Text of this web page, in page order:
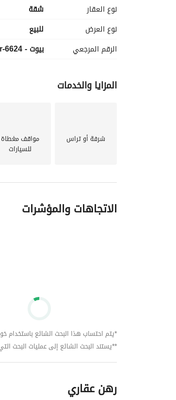
نوع العقار
شقة
نوع العرض
للبيع
الرقم المرجعي
بيوت - 6624-yNwkar
المزايا والخدمات
شرفة أو تراس مواقف مغطاة
للسيارات
الاتجاهات والمؤشرات
*يتم احتساب هذا البحث الشائع باستخدام
**يستند البحث الشائع إلى عمليات البحث التي
رهن عقاري